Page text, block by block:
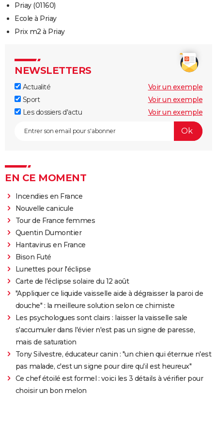
Priay (01160)
Ecole à Priay
Prix m2 à Priay
NEWSLETTERS
Actualité
Voir un exemple
Sport
Voir un exemple
Les dossiers d'actu
Voir un exemple
EN CE MOMENT
Incendies en France
Nouvelle canicule
Tour de France femmes
Quentin Dumontier
Hantavirus en France
Bison Futé
Lunettes pour l'éclipse
Carte de l'éclipse solaire du 12 août
"Appliquer ce liquide vaisselle aide à dégraisser la paroi de
douche" : la meilleure solution selon ce chimiste
Les psychologues sont clairs : laisser la vaisselle sale
s'accumuler dans l'évier n'est pas un signe de paresse,
mais de saturation
Tony Silvestre, éducateur canin : "un chien qui éternue n'est
pas malade, c'est un signe pour dire qu'il est heureux"
Ce chef étoilé est formel : voici les 3 détails à vérifier pour
choisir un bon melon